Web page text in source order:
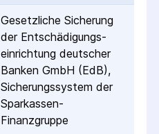
Gesetzliche Sicherung
der Entschädigungs­
einrichtung deutscher
Banken GmbH (EdB),
Sicherungssystem der
Sparkassen-
Finanzgruppe